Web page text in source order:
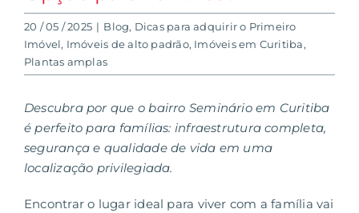
20 / 05 / 2025 | Blog, Dicas para adquirir o Primeiro
Imóvel, Imóveis de alto padrão, Imóveis em Curitiba,
Plantas amplas
Descubra por que o bairro Seminário em Curitiba
é perfeito para famílias: infraestrutura completa,
segurança e qualidade de vida em uma
localização privilegiada.
Encontrar o lugar ideal para viver com a família vai